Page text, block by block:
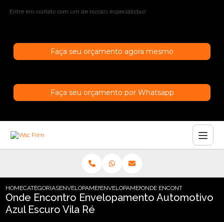
Entre em contato com um de nossos especialistas!
Faça seu orçamento agora mesmo
Faça seu orçamento por Whatsapp
HOMECATEGORIASENVELOPAMENTO AUTOMOTIVO
ENVELOPAMENTO AUTOMOTIVO INCOLOR
ONDE ENCONTRO
Onde Encontro Envelopamento Automotivo
Azul Escuro Vila Ré